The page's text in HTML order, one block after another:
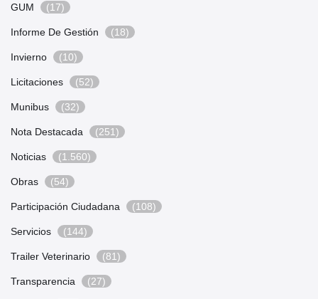
GUM (17)
Informe De Gestión (18)
Invierno (10)
Licitaciones (52)
Munibus (32)
Nota Destacada (251)
Noticias (1.560)
Obras (54)
Participación Ciudadana (108)
Servicios (144)
Trailer Veterinario (81)
Transparencia (27)